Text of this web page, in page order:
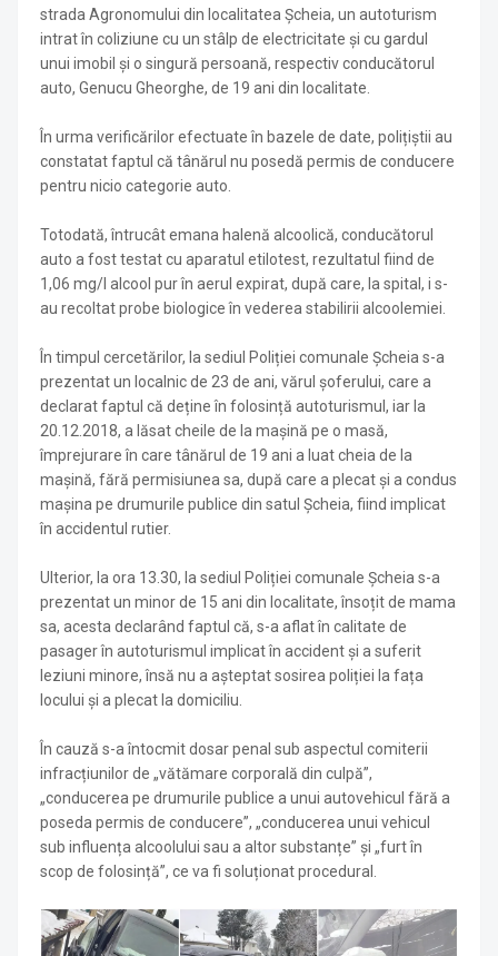
strada Agronomului din localitatea Șcheia, un autoturism
intrat în coliziune cu un stâlp de electricitate și cu gardul
unui imobil și o singură persoană, respectiv conducătorul
auto, Genucu Gheorghe, de 19 ani din localitate.
În urma verificărilor efectuate în bazele de date, polițiștii au
constatat faptul că tânărul nu posedă permis de conducere
pentru nicio categorie auto.
Totodată, întrucât emana halenă alcoolică, conducătorul
auto a fost testat cu aparatul etilotest, rezultatul fiind de
1,06 mg/l alcool pur în aerul expirat, după care, la spital, i s-
au recoltat probe biologice în vederea stabilirii alcoolemiei.
În timpul cercetărilor, la sediul Poliției comunale Șcheia s-a
prezentat un localnic de 23 de ani, vărul șoferului, care a
declarat faptul că deține în folosință autoturismul, iar la
20.12.2018, a lăsat cheile de la mașină pe o masă,
împrejurare în care tânărul de 19 ani a luat cheia de la
mașină, fără permisiunea sa, după care a plecat și a condus
mașina pe drumurile publice din satul Șcheia, fiind implicat
în accidentul rutier.
Ulterior, la ora 13.30, la sediul Poliției comunale Șcheia s-a
prezentat un minor de 15 ani din localitate, însoțit de mama
sa, acesta declarând faptul că, s-a aflat în calitate de
pasager în autoturismul implicat în accident și a suferit
leziuni minore, însă nu a așteptat sosirea poliției la fața
locului și a plecat la domiciliu.
În cauză s-a întocmit dosar penal sub aspectul comiterii
infracțiunilor de „vătămare corporală din culpă”,
„conducerea pe drumurile publice a unui autovehicul fără a
poseda permis de conducere”, „conducerea unui vehicul
sub influența alcoolului sau a altor substanțe” și „furt în
scop de folosință”, ce va fi soluționat procedural.